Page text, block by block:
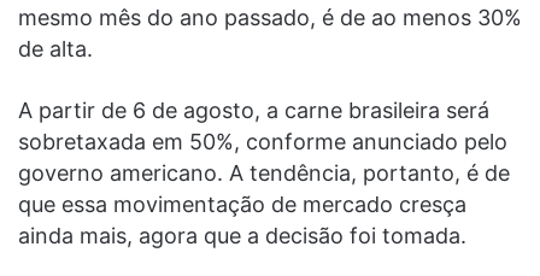
mesmo mês do ano passado, é de ao menos 30%
de alta.
A partir de 6 de agosto, a carne brasileira será
sobretaxada em 50%, conforme anunciado pelo
governo americano. A tendência, portanto, é de
que essa movimentação de mercado cresça
ainda mais, agora que a decisão foi tomada.